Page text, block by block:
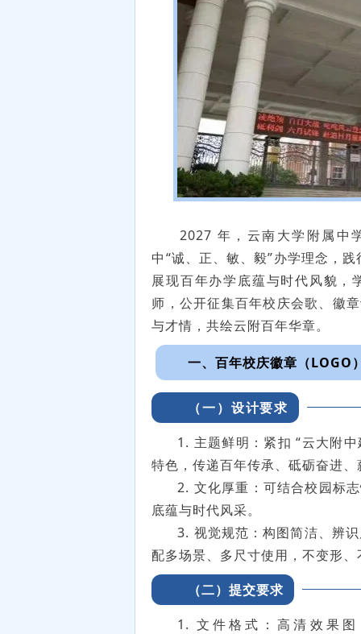
2027 年，云南大学附属中
中“诚、正、敏、毅”办学理念，
展现百年办学底蕴与时代风貌，
师，公开征集百年校庆会歌、徽
与才情，共绘云附百年华章。
一、百年校庆徽章（LOGO
（一）设计要求
1. 主题鲜明：紧扣 “云大附
特色，传递百年传承、砥砺奋进
2. 文化厚重：可结合校园标
底蕴与时代风采。
3. 视觉规范：构图简洁、辨
配多场景、多尺寸使用，不变形
（二）提交要求
1. 文件格式：高清效果